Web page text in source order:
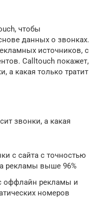
чтобы
данных о звонках.
источников, с
Calltouch покажет,
а какая только тратит
звонки, а какая
с сайта с точностью
рекламы выше 96%
оффлайн рекламы и
номеров